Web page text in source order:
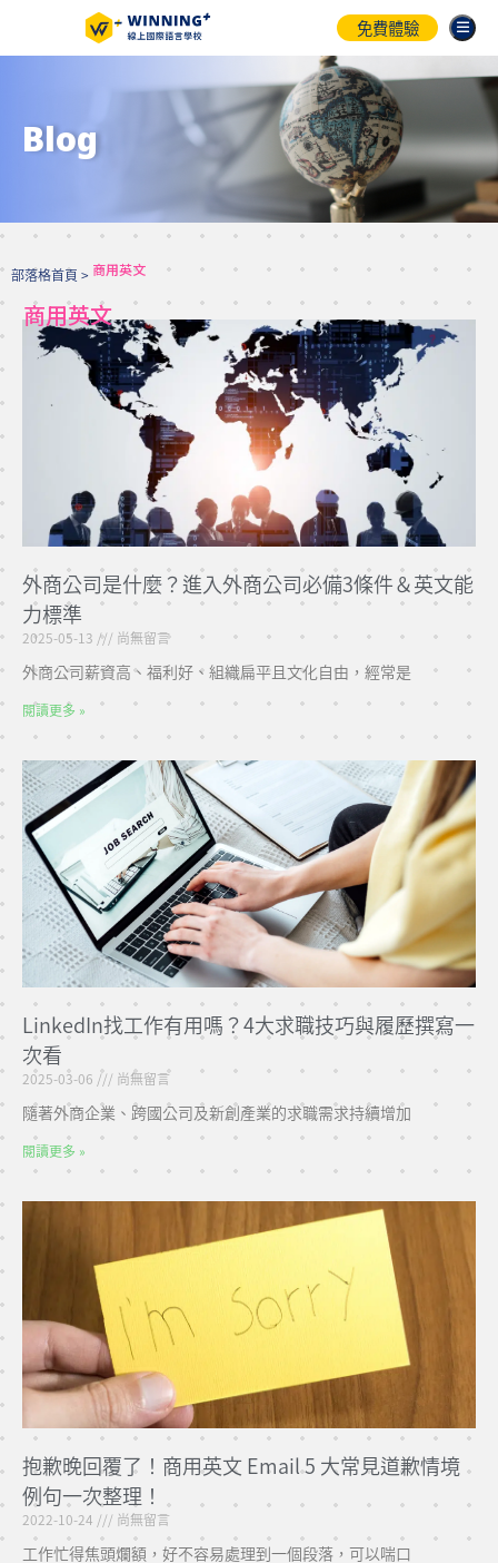
免費體驗
Blog
商用英文
部落格首頁 > 商用英文
外商公司是什麼？進入外商公司必備3條件＆英文能
力標準
2025-05-13 尚無留言
外商公司薪資高、福利好、組織扁平且文化自由，經常是
閱讀更多 »
LinkedIn找工作有用嗎？4大求職技巧與履歷撰寫一
次看
2025-03-06 尚無留言
隨著外商企業、跨國公司及新創產業的求職需求持續增加
閱讀更多 »
抱歉晚回覆了！商用英文 Email 5 大常見道歉情境
例句一次整理！
2022-10-24 尚無留言
工作忙得焦頭爛額，好不容易處理到一個段落，可以喘口